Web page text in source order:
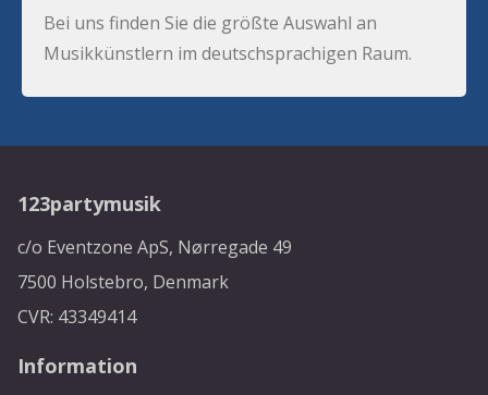
Bei uns finden Sie die größte Auswahl an
Musikkünstlern im deutschsprachigen Raum.
123partymusik
c/o Eventzone ApS, Nørregade 49
7500 Holstebro, Denmark
CVR: 43349414
Information